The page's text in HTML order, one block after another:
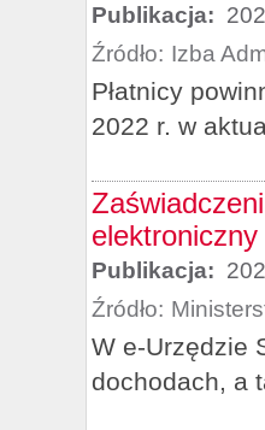
Publikacja:
Źródło: Izba
Płatnicy
2022 r. w
elektroniczny
Publikacja:
Źródło:
W e-Urzędzie
dochodach, a